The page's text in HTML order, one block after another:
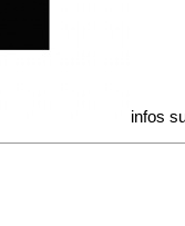
infos